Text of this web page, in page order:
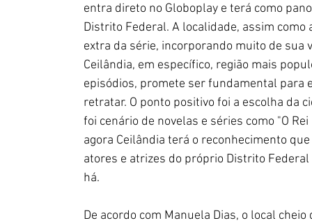
entra direto no Globoplay e terá como
Distrito Federal. A localidade, assim
extra da série, incorporando muito de sua
Ceilândia, em específico, região mais
episódios, promete ser fundamental
retratar. O ponto positivo foi a escolha da
foi cenário de novelas e séries como "O
agora Ceilândia terá o reconhecimento
atores e atrizes do próprio Distrito
há.
De acordo com Manuela Dias, o local